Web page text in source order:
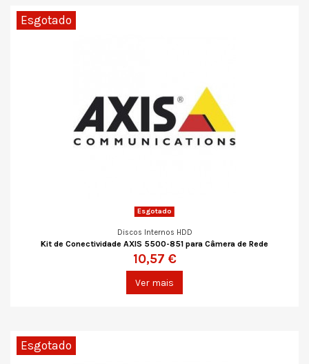
Esgotado
Esgotado
Discos Internos HDD
Kit de Conectividade AXIS 5500-851 para Câmera de Rede
10,57 €
Ver mais
Esgotado